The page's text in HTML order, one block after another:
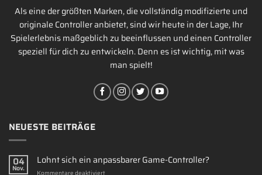
Als eine der größten Marken, die vollständig modifizierte und
originale Controller anbietet, sind wir heute in der Lage, Ihr
Spielerlebnis maßgeblich zu beeinflussen und einen Controller
speziell für dich zu entwickeln. Denn es ist wichtig, mit was
man spielt!
NEUESTE BEITRÄGE
04
Nov.
Lohnt sich ein anpassbarer Game-Controller?
Kommentare deaktiviertfür